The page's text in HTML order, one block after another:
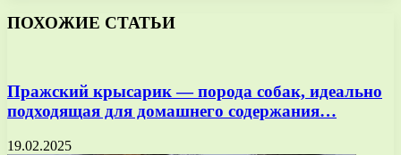
ПОХОЖИЕ СТАТЬИ
Пражский крысарик — порода собак, идеально
подходящая для домашнего содержания…
19.02.2025